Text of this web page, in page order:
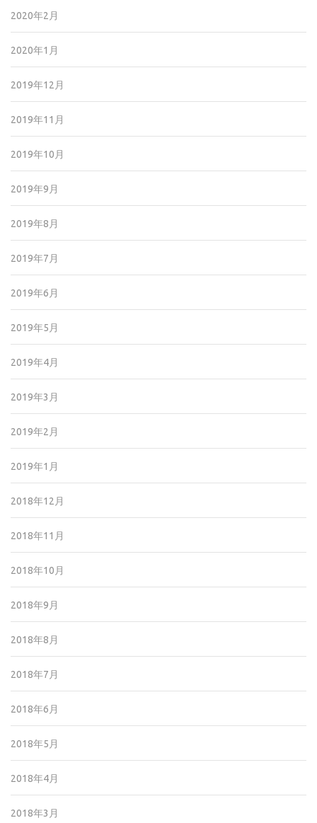
2020年2月
2020年1月
2019年12月
2019年11月
2019年10月
2019年9月
2019年8月
2019年7月
2019年6月
2019年5月
2019年4月
2019年3月
2019年2月
2019年1月
2018年12月
2018年11月
2018年10月
2018年9月
2018年8月
2018年7月
2018年6月
2018年5月
2018年4月
2018年3月